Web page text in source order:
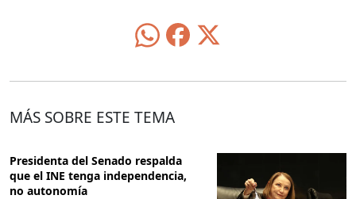
MÁS SOBRE ESTE TEMA
Presidenta del Senado respalda
que el INE tenga independencia,
no autonomía